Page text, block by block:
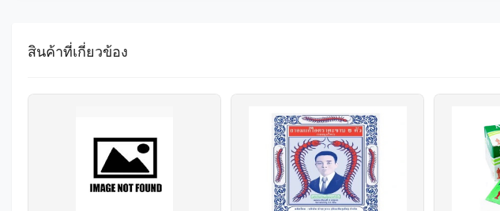
สินค้าที่เกี่ยวข้อง